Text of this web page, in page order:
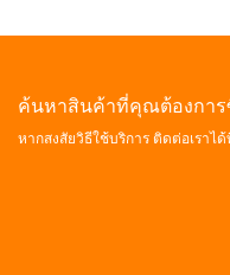
ค้นหาสินค้าที่คุณต้องการ
หากสงสัยวิธีใช้บริการ ติดต่อเราได้